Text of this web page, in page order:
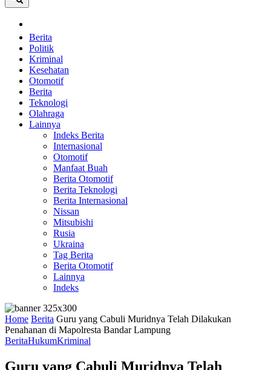
Berita
Politik
Kriminal
Kesehatan
Otomotif
Berita
Teknologi
Olahraga
Lainnya
Indeks Berita
Internasional
Otomotif
Manfaat Buah
Berita Otomotif
Berita Teknologi
Berita Internasional
Nissan
Mitsubishi
Rusia
Ukraina
Tag Berita
Berita Otomotif
Lainnya
Indeks
Home Berita Guru yang Cabuli Muridnya Telah Dilakukan
Penahanan di Mapolresta Bandar Lampung
BeritaHukumKriminal
Guru yang Cabuli Muridnya Telah